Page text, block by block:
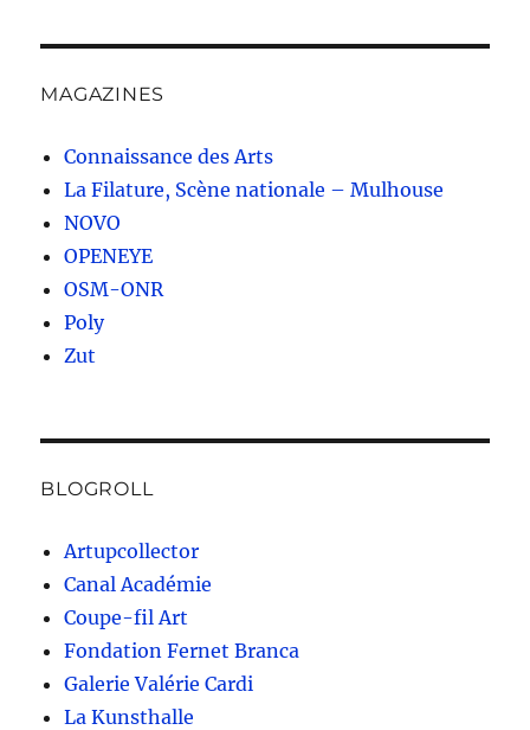
MAGAZINES
Connaissance des Arts
La Filature, Scène nationale – Mulhouse
NOVO
OPENEYE
OSM-ONR
Poly
Zut
BLOGROLL
Artupcollector
Canal Académie
Coupe-fil Art
Fondation Fernet Branca
Galerie Valérie Cardi
La Kunsthalle